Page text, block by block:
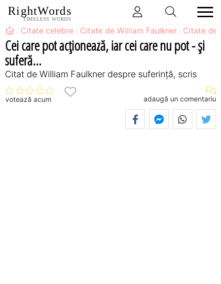
RightWords
TIMELESS WORDS
Citate celebre Citate de William Faulkner Citate de
Cei care pot acţionează, iar cei care nu pot - şi
suferă...
Citat de William Faulkner despre suferință, scris
votează acum adaugă un comentariu